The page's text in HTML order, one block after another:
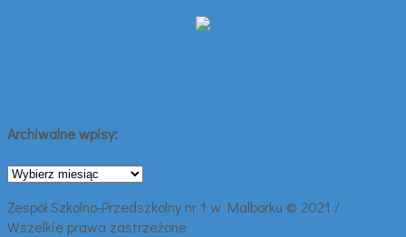
Archiwalne wpisy:
Archiwalne
Zespół Szkolno-Przedszkolny nr 1 w Malborku © 2021 /
Wszelkie prawa zastrzeżone